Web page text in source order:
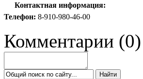
Контактная информация:
Телефон: 8-910-980-46-00
Комментарии (0)